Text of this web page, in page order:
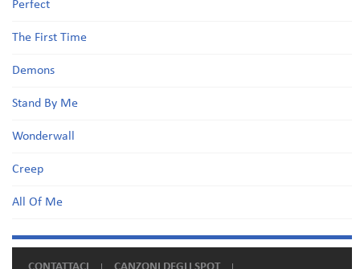
Perfect
The First Time
Demons
Stand By Me
Wonderwall
Creep
All Of Me